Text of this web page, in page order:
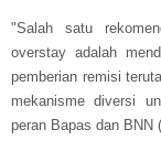
"Salah satu
overstay adalah
pemberian remisi
mekanisme diversi
peran Bapas dan BNN